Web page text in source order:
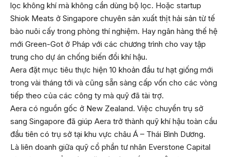
lọc không khí mà không cần dùng bộ lọc. Hoặc startup
Shiok Meats ở Singapore chuyên sản xuất thịt hải sản từ tế
bào nuôi cấy trong phòng thí nghiệm. Hay ngân hàng thế hệ
mới Green-Got ở Pháp với các chương trình cho vay tập
trung cho dự án chống biến đổi khí hậu.
Aera đặt mục tiêu thực hiện 10 khoản đầu tư hạt giống mới
trong vài tháng tới và cũng sẵn sàng cấp vốn cho các vòng
tiếp theo của các công ty mà quỹ đã tài trợ.
Aera có nguồn gốc ở New Zealand. Việc chuyển trụ sở
sang Singapore đã giúp Aera trở thành quỹ khí hậu toàn cầu
đầu tiên có trụ sở tại khu vực châu Á – Thái Bình Dương.
Là liên doanh giữa quỹ cổ phần tư nhân Everstone Capital